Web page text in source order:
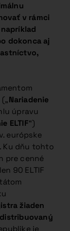
v rámci
dokonca aj
(„Nariadenie
úpravu
ELTIF“)
európske
Ku dňu tohto
pre cenné
90 ELTIF
žiaden
je